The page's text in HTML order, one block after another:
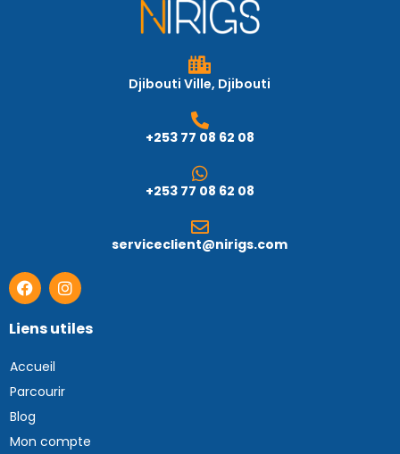
Djibouti Ville, Djibouti
+253 77 08 62 08
+253 77 08 62 08
serviceclient@nirigs.com
Liens utiles
Accueil
Parcourir
Blog
Mon compte